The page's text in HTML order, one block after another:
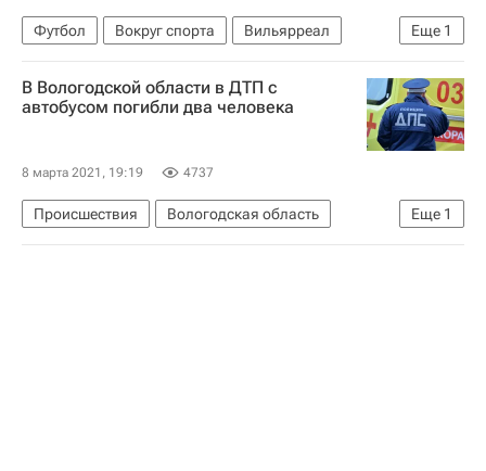
Еще 1
Футбол Вокруг спорта
Вильярреал
Франко Акоста
В Вологодской области в ДТП с
автобусом погибли два человека
8 марта 2021, 19:19 4737
Еще 1
Происшествия
Вологодская область
Грязовецкий район